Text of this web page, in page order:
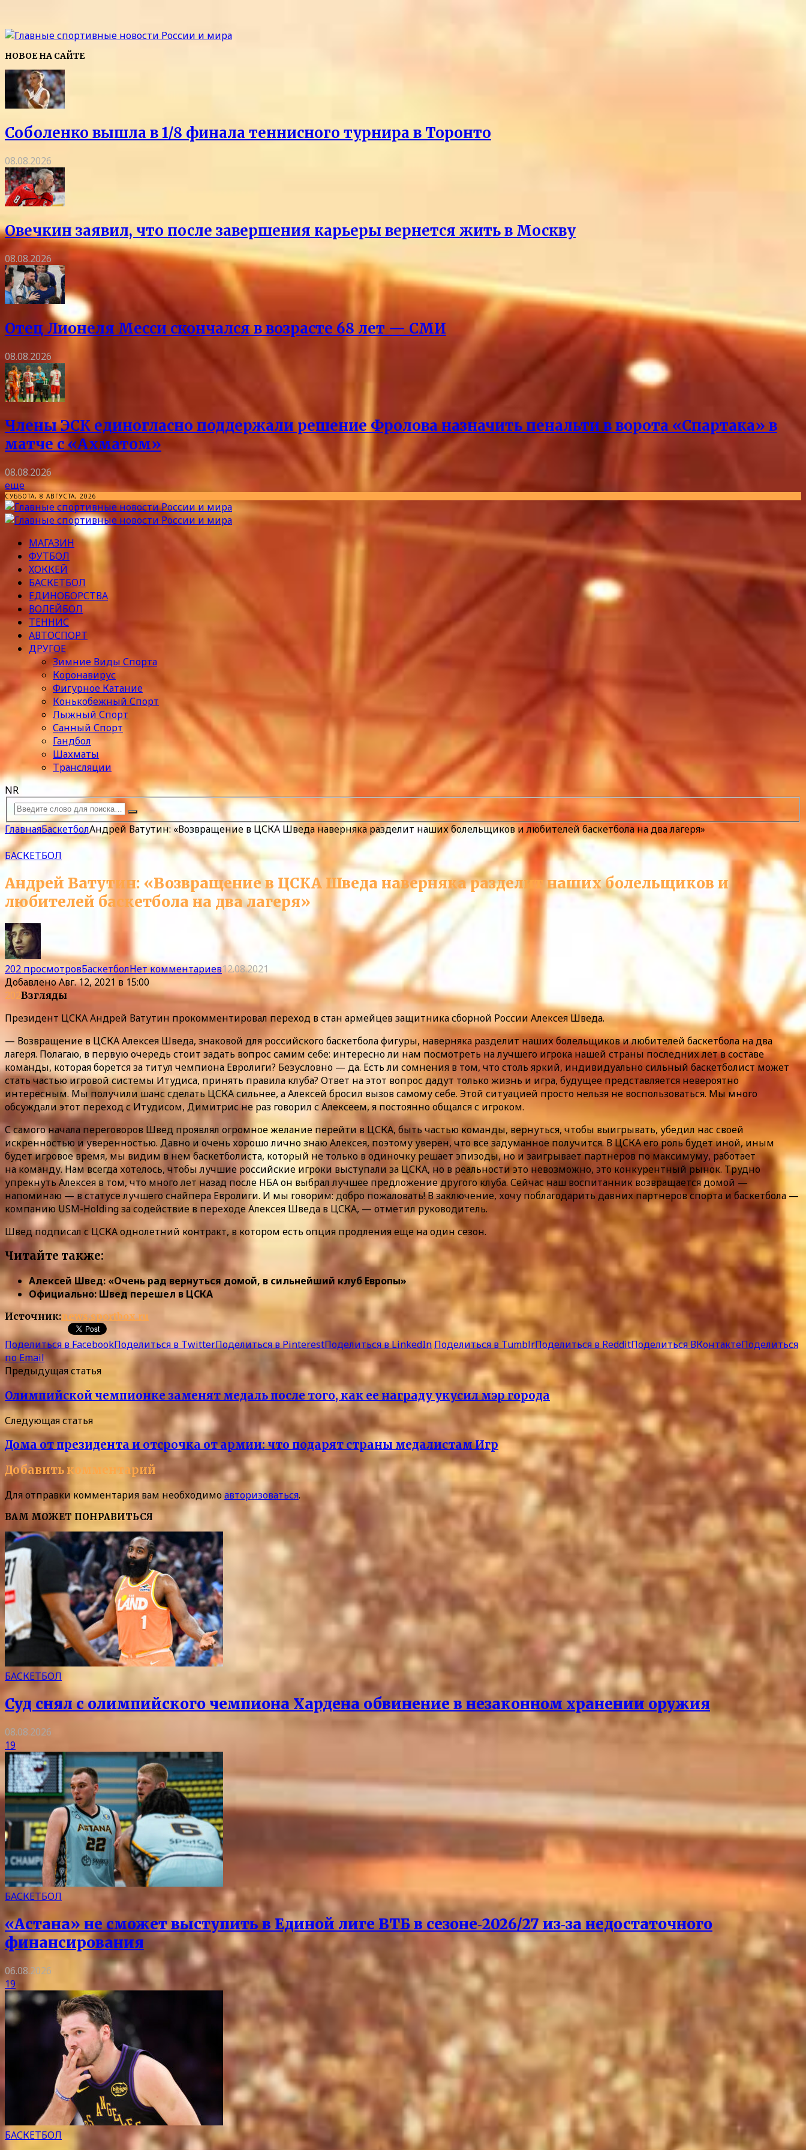
НОВОЕ НА САЙТЕ
Соболенко вышла в 1/8 финала теннисного турнира в Торонто
08.08.2026
Овечкин заявил, что после завершения карьеры вернется жить в Москву
08.08.2026
Отец Лионеля Месси скончался в возрасте 68 лет — СМИ
08.08.2026
Члены ЭСК единогласно поддержали решение Фролова назначить пенальти в ворота «Спартака» в
матче с «Ахматом»
08.08.2026
еще
СУББОТА, 8 АВГУСТА, 2026
МАГАЗИН
ФУТБОЛ
ХОККЕЙ
БАСКЕТБОЛ
ЕДИНОБОРСТВА
ВОЛЕЙБОЛ
ТЕННИС
АВТОСПОРТ
ДРУГОЕ
Зимние Виды Спорта
Коронавирус
Фигурное Катание
Конькобежный Спорт
Лыжный Спорт
Санный Спорт
Гандбол
Шахматы
Трансляции
NR
ГлавнаяБаскетболАндрей Ватутин: «Возвращение в ЦСКА Шведа наверняка разделит наших болельщиков и любителей баскетбола на два лагеря»
БАСКЕТБОЛ
Андрей Ватутин: «Возвращение в ЦСКА Шведа наверняка разделит наших болельщиков и
любителей баскетбола на два лагеря»
202 просмотровБаскетболНет комментариев12.08.2021
ДобавленоАвг. 12, 2021 в 15:00
202Взгляды
Президент ЦСКА Андрей Ватутин прокомментировал переход в стан армейцев защитника сборной России Алексея Шведа.
— Возвращение в ЦСКА Алексея Шведа, знаковой для российского баскетбола фигуры, наверняка разделит наших болельщиков и любителей баскетбола на два
лагеря. Полагаю, в первую очередь стоит задать вопрос самим себе: интересно ли нам посмотреть на лучшего игрока нашей страны последних лет в составе
команды, которая борется за титул чемпиона Евролиги? Безусловно — да. Есть ли сомнения в том, что столь яркий, индивидуально сильный баскетболист может
стать частью игровой системы Итудиса, принять правила клуба? Ответ на этот вопрос дадут только жизнь и игра, будущее представляется невероятно
интересным. Мы получили шанс сделать ЦСКА сильнее, а Алексей бросил вызов самому себе. Этой ситуацией просто нельзя не воспользоваться. Мы много
обсуждали этот переход с Итудисом, Димитрис не раз говорил с Алексеем, я постоянно общался с игроком.
С самого начала переговоров Швед проявлял огромное желание перейти в ЦСКА, быть частью команды, вернуться, чтобы выигрывать, убедил нас своей
искренностью и уверенностью. Давно и очень хорошо лично знаю Алексея, поэтому уверен, что все задуманное получится. В ЦСКА его роль будет иной, иным
будет игровое время, мы видим в нем баскетболиста, который не только в одиночку решает эпизоды, но и заигрывает партнеров по максимуму, работает
на команду. Нам всегда хотелось, чтобы лучшие российские игроки выступали за ЦСКА, но в реальности это невозможно, это конкурентный рынок. Трудно
упрекнуть Алексея в том, что много лет назад после НБА он выбрал лучшее предложение другого клуба. Сейчас наш воспитанник возвращается домой —
напоминаю — в статусе лучшего снайпера Евролиги. И мы говорим: добро пожаловать! В заключение, хочу поблагодарить давних партнеров спорта и баскетбола —
компанию USM-Holding за содействие в переходе Алексея Шведа в ЦСКА, — отметил руководитель.
Швед подписал с ЦСКА однолетний контракт, в котором есть опция продления еще на один сезон.
Читайте также:
Алексей Швед: «Очень рад вернуться домой, в сильнейший клуб Европы»
Официально: Швед перешел в ЦСКА
Источник:news.sportbox.ru
Поделиться в FacebookПоделиться в TwitterПоделиться в PinterestПоделиться в LinkedIn Поделиться в TumblrПоделиться в RedditПоделиться ВКонтактеПоделиться
по Email
Предыдущая статья
Олимпийской чемпионке заменят медаль после того, как ее награду укусил мэр города
Следующая статья
Дома от президента и отсрочка от армии: что подарят страны медалистам Игр
Добавить комментарий
Для отправки комментария вам необходимоавторизоваться.
ВАМ МОЖЕТ ПОНРАВИТЬСЯ
БАСКЕТБОЛ
Суд снял с олимпийского чемпиона Хардена обвинение в незаконном хранении оружия
08.08.2026
19
БАСКЕТБОЛ
«Астана» не сможет выступить в Единой лиге ВТБ в сезоне‑2026/27 из‑за недостаточного
финансирования
06.08.2026
19
БАСКЕТБОЛ